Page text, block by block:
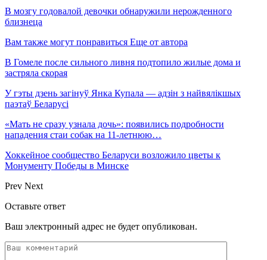
В мозгу годовалой девочки обнаружили нерожденного
близнеца
Вам также могут понравиться Еще от автора
В Гомеле после сильного ливня подтопило жилые дома и
застряла скорая
У гэты дзень загінуў Янка Купала — адзін з найвялікшых
паэтаў Беларусі
«Мать не сразу узнала дочь»: появились подробности
нападения стаи собак на 11-летнюю…
Хоккейное сообщество Беларуси возложило цветы к
Монументу Победы в Минске
Prev Next
Оставьте ответ
Ваш электронный адрес не будет опубликован.